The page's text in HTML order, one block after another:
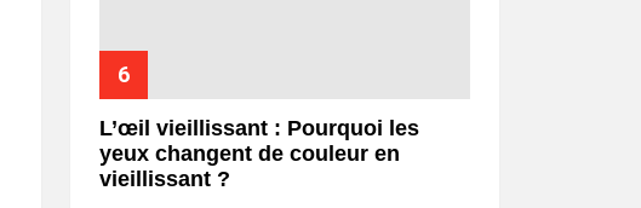
L’œil vieillissant : Pourquoi les
yeux changent de couleur en
vieillissant ?